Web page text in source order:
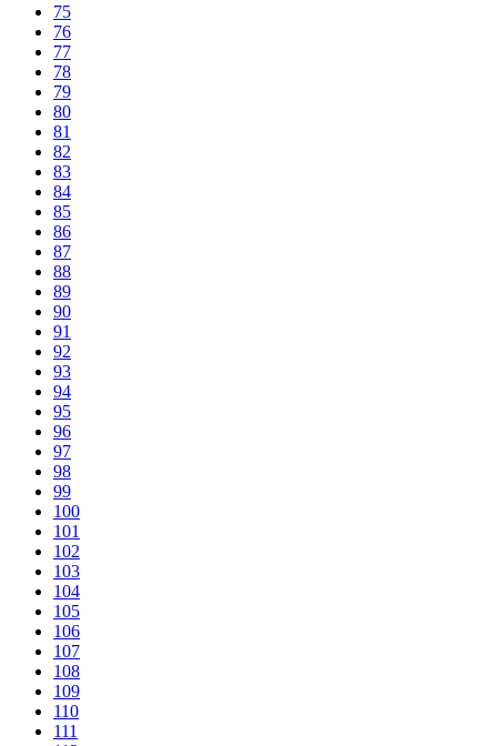
75
76
77
78
79
80
81
82
83
84
85
86
87
88
89
90
91
92
93
94
95
96
97
98
99
100
101
102
103
104
105
106
107
108
109
110
111